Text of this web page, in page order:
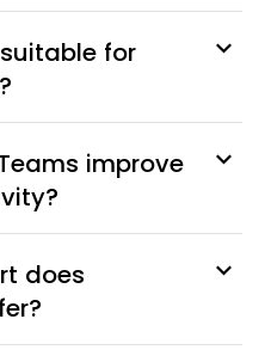
for
improve
does